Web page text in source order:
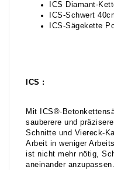
ICS Diamant-
ICS-Schwert
ICS-Sägekette
ICS :
Mit ICS®-
sauberere und
Schnitte und Viereck-
Arbeit in weniger
ist nicht mehr nötig,
aneinander